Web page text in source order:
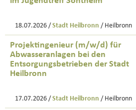
18.07.2026 / Stadt Heilbronn / Heilbronn
Projektingenieur (m/w/d) für
Abwasseranlagen bei den
Entsorgungsbetrieben der Stadt
Heilbronn
17.07.2026 / Stadt Heilbronn / Heilbronn